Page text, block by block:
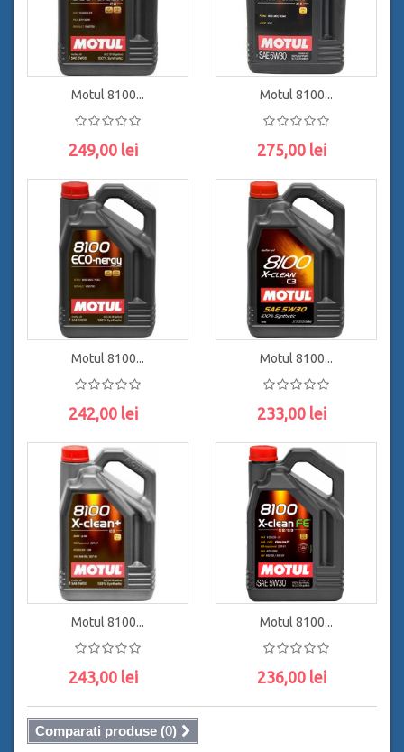
Motul 8100...
249,00 lei
ADAUGĂ ÎN COŞ
Motul 8100...
275,00 lei
ADAUGĂ ÎN COŞ
Motul 8100...
242,00 lei
ADAUGĂ ÎN COŞ
Motul 8100...
233,00 lei
ADAUGĂ ÎN COŞ
Motul 8100...
243,00 lei
ADAUGĂ ÎN COŞ
Motul 8100...
236,00 lei
Comparati produse (0)